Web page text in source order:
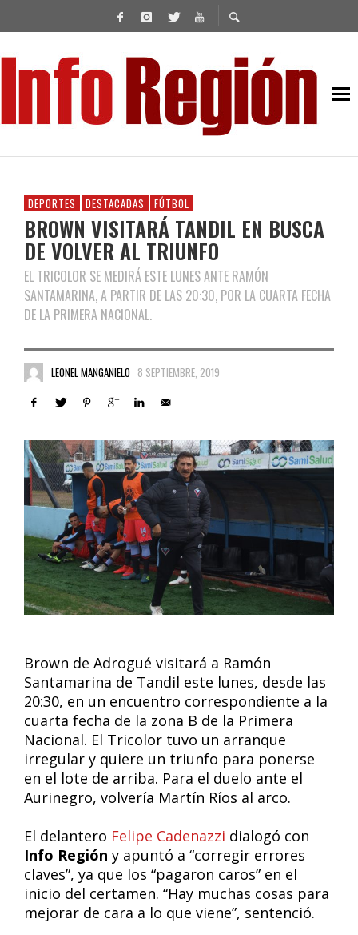
DEPORTES DESTACADAS FÚTBOL
BROWN VISITARÁ TANDIL EN BUSCA
DE VOLVER AL TRIUNFO
EL TRICOLOR SE MEDIRÁ ESTE LUNES ANTE RAMÓN
SANTAMARINA, A PARTIR DE LAS 20:30, POR LA CUARTA FECHA
DE LA PRIMERA NACIONAL.
LEONEL MANGANIELO 8 SEPTIEMBRE, 2019
Brown de Adrogué visitará a Ramón
Santamarina de Tandil este lunes, desde las
20:30, en un encuentro correspondiente a la
cuarta fecha de la zona B de la Primera
Nacional. El Tricolor tuvo un arranque
irregular y quiere un triunfo para ponerse
en el lote de arriba. Para el duelo ante el
Aurinegro, volvería Martín Ríos al arco.
El delantero Felipe Cadenazzi dialogó con
Info Región y apuntó a “corregir errores
claves”, ya que los “pagaron caros” en el
inicio del certamen. “Hay muchas cosas para
mejorar de cara a lo que viene”, sentenció.